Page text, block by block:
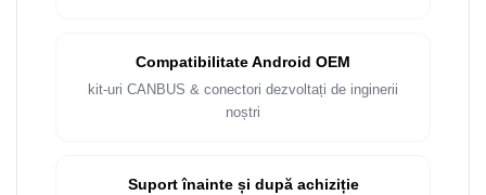
Rame adaptoare BMW
Rame adaptoare Renault
Compatibilitate Android OEM
kit-uri CANBUS & conectori dezvoltați de inginerii
noștri
Suport înainte și după achiziție